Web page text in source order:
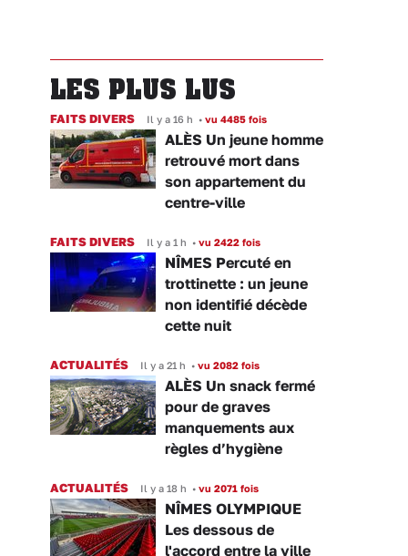
LES PLUS LUS
FAITS DIVERS Il y a 16 h • vu 4485 fois
ALÈS Un jeune homme
retrouvé mort dans
son appartement du
centre-ville
FAITS DIVERS Il y a 1 h • vu 2422 fois
NÎMES Percuté en
trottinette : un jeune
non identifié décède
cette nuit
ACTUALITÉS Il y a 21 h • vu 2082 fois
ALÈS Un snack fermé
pour de graves
manquements aux
règles d’hygiène
ACTUALITÉS Il y a 18 h • vu 2071 fois
NÎMES OLYMPIQUE
Les dessous de
l'accord entre la ville